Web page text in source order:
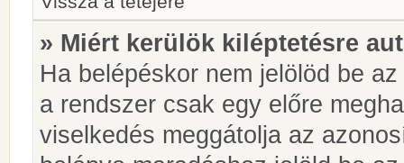
» Miért kerülök kiléptetésre
Ha belépéskor nem jelölöd be az
a rendszer csak egy előre
viselkedés meggátolja az